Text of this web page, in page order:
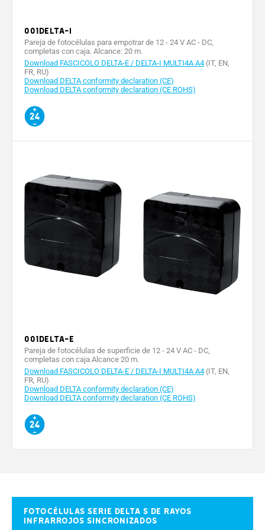
Potencia (W)
Portata contatto (A)
Velocidad máx. medida en la punta de la hoja (m/min)
Tipo de baterías
Capacidad de las baterías (mAh)
Capacidad relé de 24 V (mA)
Consumo máx. (mA)
Consumo en transmisión (mA)
Consumo en standby (μA)
Capacidad máx. contactos relé de 24 V (A)
Temperatura de funcionamiento (°C)
Corrente di corto circuito (A)
Tensione a circuito aperto (V)
Tolleranza alla max potenza (%)
Coefficiente di temperatura (%K)
Fusibile (A)
001DELTA-I
Pareja de fotocélulas para empotrar de 12 - 24 V AC - DC,
completas con caja. Alcance: 20 m.
Download FASCICOLO DELTA-E / DELTA-I MULTI4A A4 (IT, EN,
FR, RU)
Download DELTA conformity declaration (CE)
Download DELTA conformity declaration (CE ROHS)
001DELTA-E
Pareja de fotocélulas de superficie de 12 - 24 V AC - DC,
completas con caja.Alcance 20 m.
Download FASCICOLO DELTA-E / DELTA-I MULTI4A A4 (IT, EN,
FR, RU)
Download DELTA conformity declaration (CE)
Download DELTA conformity declaration (CE ROHS)
Fotocélulas serie Delta S de rayos
infrarrojos sincronizados